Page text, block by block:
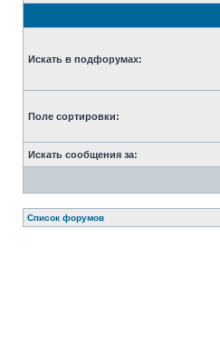
Искать в подфорумах:
Поле сортировки:
Искать сообщения за:
Список форумов